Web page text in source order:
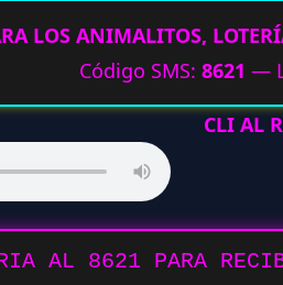
LOS ANIMALITOS,
Código SMS: 8621 —
CLI AL
AL 8621 PARA